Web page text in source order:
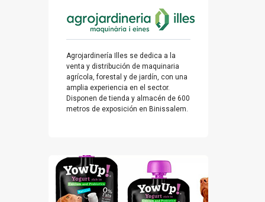
Agrojardinería Illes se dedica a la
venta y distribución de maquinaria
agrícola, forestal y de jardín, con una
amplia experiencia en el sector.
Disponen de tienda y almacén de 600
metros de exposición en Binissalem.